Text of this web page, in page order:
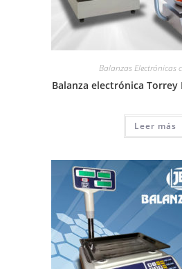
Balanzas Electrónicas
Balanza electrónica Torrey
Leer más